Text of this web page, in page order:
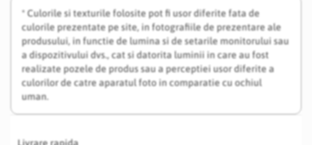
* Culorile si texturile folosite pot fi usor diferite fata de
culorile prezentate pe site, in fotografiile de prezentare ale
produsului, in functie de lumina si de setarile monitorului sau
a dispozitivului dvs., cat si datorita luminii in care au fost
realizate pozele de produs sau a perceptiei usor diferite a
culorilor de catre aparatul foto in comparatie cu ochiul
uman.